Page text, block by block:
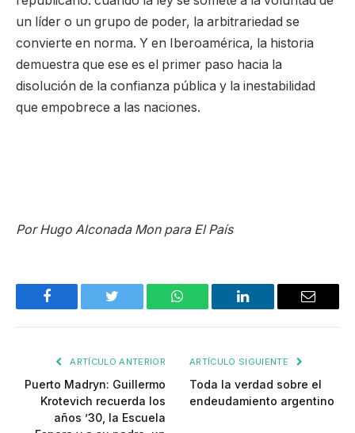
un líder o un grupo de poder, la arbitrariedad se
convierte en norma. Y en Iberoamérica, la historia
demuestra que ese es el primer paso hacia la
disolución de la confianza pública y la inestabilidad
que empobrece a las naciones.
Por Hugo Alconada Mon para El País
Facebook Twitter WhatsApp LinkedIn Email
ARTÍCULO ANTERIOR
Puerto Madryn: Guillermo
Krotevich recuerda los
años ’30, la Escuela
ARTÍCULO SIGUIENTE
Toda la verdad sobre el
endeudamiento argentino